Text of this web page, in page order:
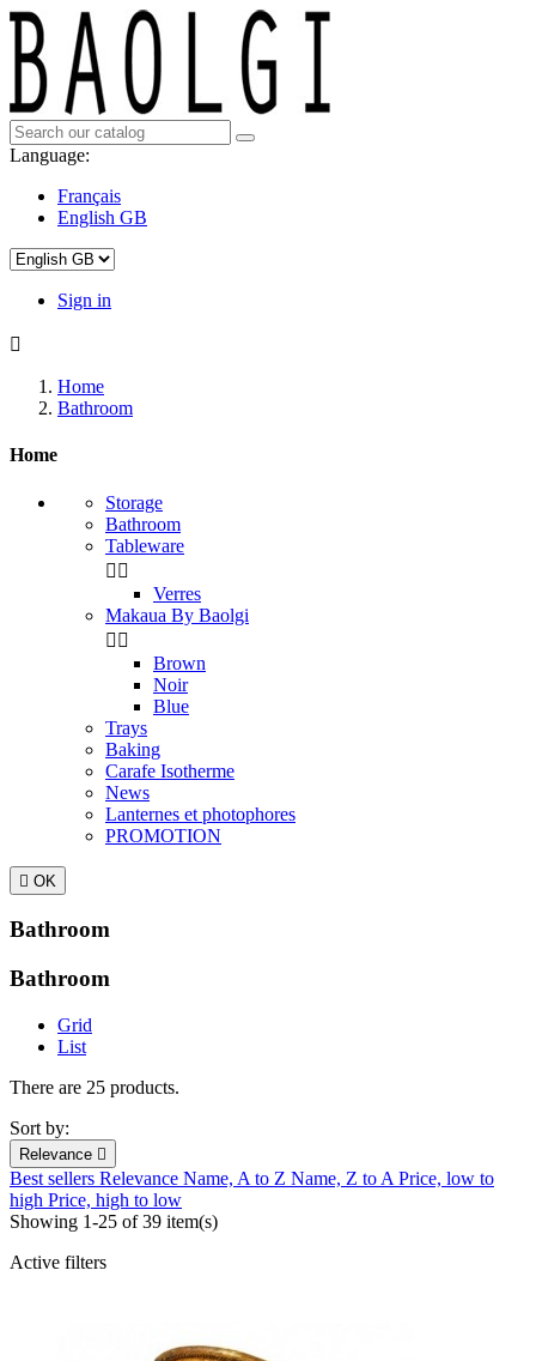
Language:
Français
English GB
Sign in

Home
Bathroom
Home
Storage
Bathroom
Tableware
 
Verres
Makaua By Baolgi
 
Brown
Noir
Blue
Trays
Baking
Carafe Isotherme
News
Lanternes et photophores
PROMOTION
 OK
Bathroom
Bathroom
Grid
List
There are 25 products.
Sort by:
Relevance 
Best sellers Relevance Name, A to Z Name, Z to A Price, low to
high Price, high to low
Showing 1-25 of 39 item(s)
Active filters